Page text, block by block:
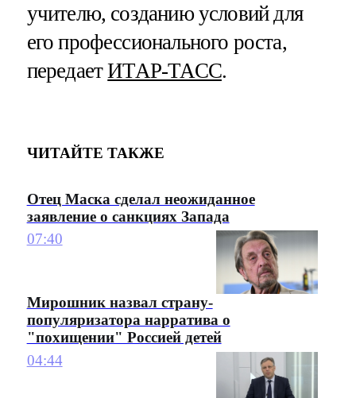
учителю, созданию условий для
его профессионального роста,
передаетИТАР-ТАСС.
ЧИТАЙТЕ ТАКЖЕ
Отец Маска сделал неожиданное
заявление о санкциях Запада
07:40
Мирошник назвал страну-
популяризатора нарратива о
"похищении" Россией детей
04:44